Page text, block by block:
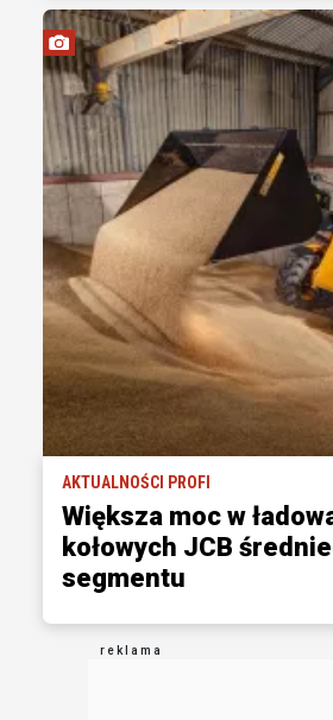
AKTUALNOŚCI PROFI
Większa moc w
kołowych JCB
segmentu